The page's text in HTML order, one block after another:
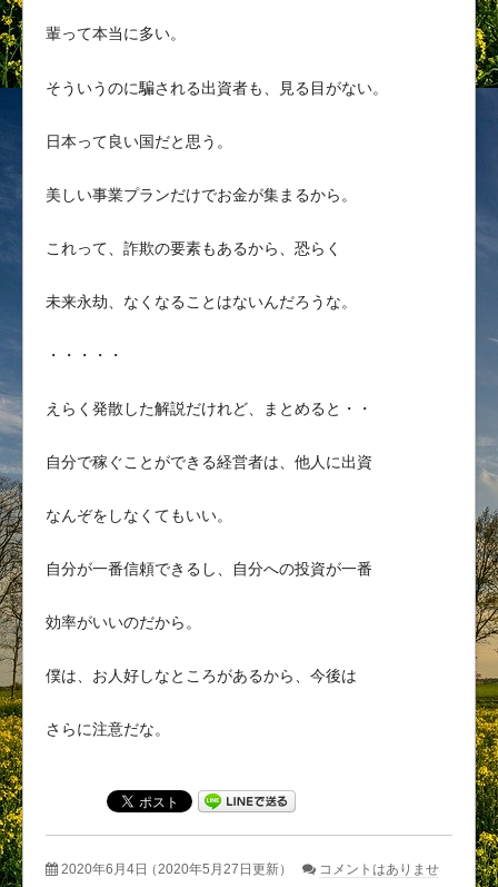
輩って本当に多い。
そういうのに騙される出資者も、見る目がない。
日本って良い国だと思う。
美しい事業プランだけでお金が集まるから。
これって、詐欺の要素もあるから、恐らく
未来永劫、なくなることはないんだろうな。
・・・・・
えらく発散した解説だけれど、まとめると・・
自分で稼ぐことができる経営者は、他人に出資
なんぞをしなくてもいい。
自分が一番信頼できるし、自分への投資が一番
効率がいいのだから。
僕は、お人好しなところがあるから、今後は
さらに注意だな。
2020年6月4日（2020年5月27日更新）
コメントはありませ